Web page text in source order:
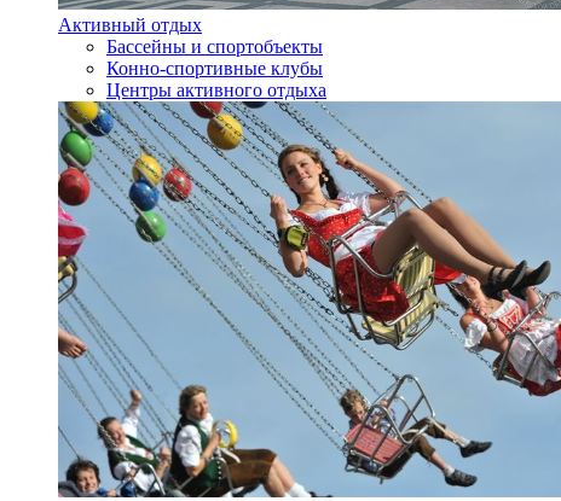
Активный отдых
Бассейны и спортобъекты
Конно-спортивные клубы
Центры активного отдыха